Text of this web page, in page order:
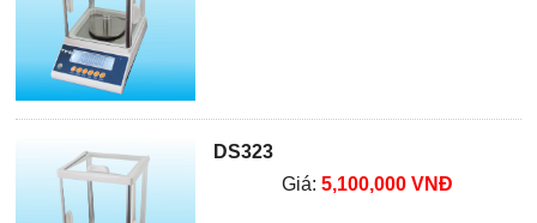
DS323
Giá: 5,100,000 VNĐ